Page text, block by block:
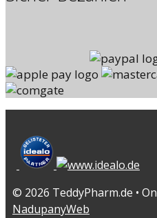
© 2026 TeddyPharm.de •
NadupanyWeb